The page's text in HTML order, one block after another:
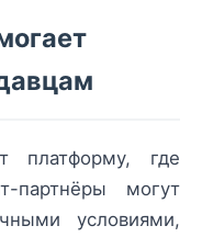
платформу, где
партнёры могут
условиями,